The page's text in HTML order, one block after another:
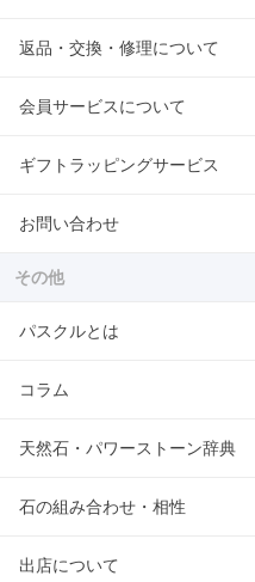
返品・交換・修理について
会員サービスについて
ギフトラッピングサービス
お問い合わせ
その他
パスクルとは
コラム
天然石・パワーストーン辞典
石の組み合わせ・相性
出店について